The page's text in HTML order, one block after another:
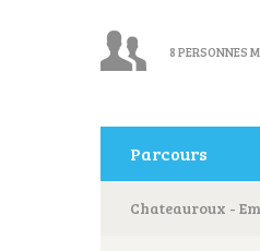
8 PERSONNES
Parcours
Chateauroux -